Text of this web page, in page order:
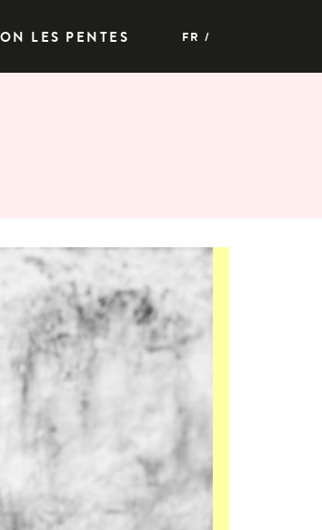
LES PENTES FR